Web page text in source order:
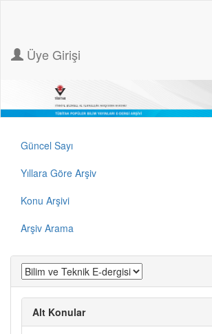
Üye Girişi
Güncel Sayı
Yıllara Göre Arşiv
Konu Arşivi
Arşiv Arama
Alt Konular